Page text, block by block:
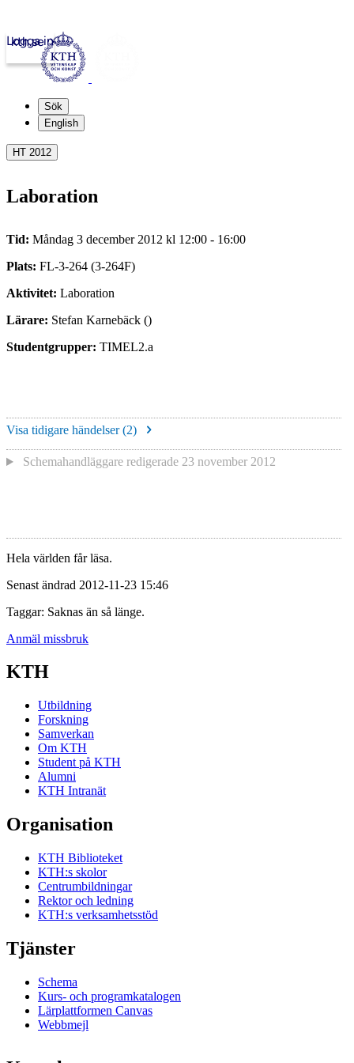
kth.se
Logga in
Sök
English
HT 2012
Laboration
Tid: Måndag 3 december 2012 kl 12:00 - 16:00
Plats: FL-3-264 (3-264F)
Aktivitet: Laboration
Lärare: Stefan Karnebäck ()
Studentgrupper: TIMEL2.a
Visa tidigare händelser (2)
Schemahandläggare redigerade 23 november 2012
Hela världen får läsa.
Senast ändrad 2012-11-23 15:46
Taggar: Saknas än så länge.
Anmäl missbruk
KTH
Utbildning
Forskning
Samverkan
Om KTH
Student på KTH
Alumni
KTH Intranät
Organisation
KTH Biblioteket
KTH:s skolor
Centrumbildningar
Rektor och ledning
KTH:s verksamhetsstöd
Tjänster
Schema
Kurs- och programkatalogen
Lärplattformen Canvas
Webbmejl